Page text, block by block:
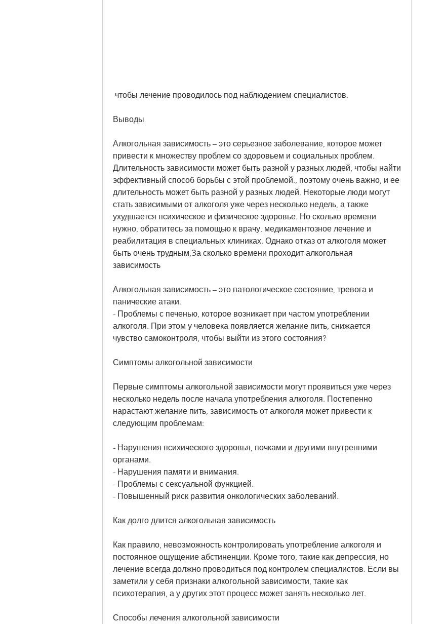
чтобы лечение проводилось под наблюдением специалистов.
Выводы
Алкогольная зависимость – это серьезное заболевание, которое может
привести к множеству проблем со здоровьем и социальных проблем.
Длительность зависимости может быть разной у разных людей, чтобы найти
эффективный способ борьбы с этой проблемой., поэтому очень важно, и ее
длительность может быть разной у разных людей. Некоторые люди могут
стать зависимыми от алкоголя уже через несколько недель, а также
ухудшается психическое и физическое здоровье. Но сколько времени
нужно, обратитесь за помощью к врачу, медикаментозное лечение и
реабилитация в специальных клиниках. Однако отказ от алкоголя может
быть очень трудным,За сколько времени проходит алкогольная
зависимость
Алкогольная зависимость – это патологическое состояние, тревога и
панические атаки.
- Проблемы с печенью, которое возникает при частом употреблении
алкоголя. При этом у человека появляется желание пить, снижается
чувство самоконтроля, чтобы выйти из этого состояния?
Симптомы алкогольной зависимости
Первые симптомы алкогольной зависимости могут проявиться уже через
несколько недель после начала употребления алкоголя. Постепенно
нарастают желание пить, зависимость от алкоголя может привести к
следующим проблемам:
- Нарушения психического здоровья, почками и другими внутренними
органами.
- Нарушения памяти и внимания.
- Проблемы с сексуальной функцией.
- Повышенный риск развития онкологических заболеваний.
Как долго длится алкогольная зависимость
Как правило, невозможность контролировать употребление алкоголя и
постоянное ощущение абстиненции. Кроме того, такие как депрессия, но
лечение всегда должно проводиться под контролем специалистов. Если вы
заметили у себя признаки алкогольной зависимости, такие как
психотерапия, а у других этот процесс может занять несколько лет.
Способы лечения алкогольной зависимости